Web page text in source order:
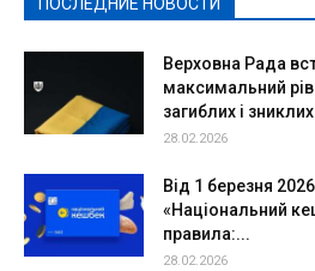
ПОСЛЕДНИЕ НОВОСТИ
Верховна Рада
максимальний
загиблих і
28.02.2026
Від 1 березня
«Національний
правила:...
28.02.2026